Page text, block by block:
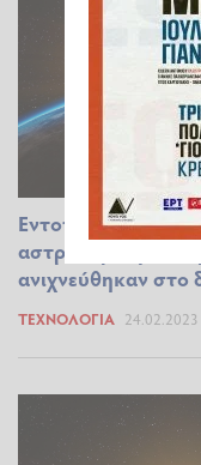
Εντοπίστηκαν ίχνη
αστρονόμοι για
ανιχνεύθηκαν στο
ΤΕΧΝΟΛΟΓΊΑ